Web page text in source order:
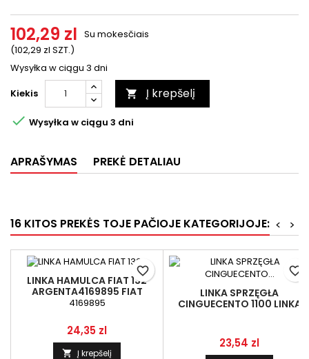
102,29 zl
(102,29 zl SZT.)
Su mokesčiais
Wysyłka w ciągu 3 dni
Kiekis
 Į krepšelį
 Wysyłka w ciągu 3 dni
APRAŠYMAS PREKĖ DETALIAU
16 KITOS PREKĖS TOJE PAČIOJE KATEGORIJOJE: >
<
LINKA HAMULCA FIAT 132
ARGENTA4169895 FIAT
1.67.355-062887, FIAT
1.67.355-062887, FSO
4169895, FSO 4
4169895
Kaina
24,35 zl
 Į krepšelį
favorite_border
LINKA SPRZĘGŁA
CINGUECENTO 1100 LINKA
Kaina
23,54 zl
favorite_border